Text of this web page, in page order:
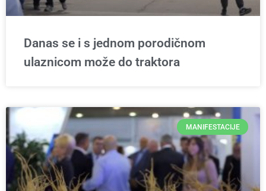
Danas se i s jednom porodičnom
ulaznicom može do traktora
MANIFESTACIJE